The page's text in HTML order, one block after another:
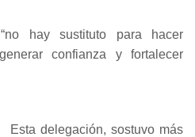
hay sustituto para hacer
confianza y fortalecer
Esta delegación, sostuvo más